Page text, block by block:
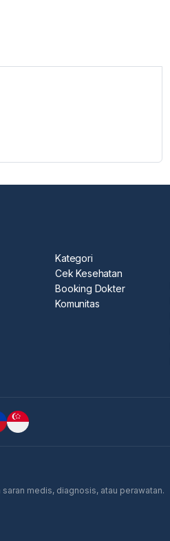
Kategori
Cek Kesehatan
Booking Dokter
Komunitas
medis, diagnosis, atau perawatan.